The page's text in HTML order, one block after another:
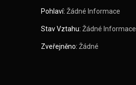
Pohlaví: Žádné Informace
Stav Vztahu: Žádné Informace
Zveřejněno: Žádné